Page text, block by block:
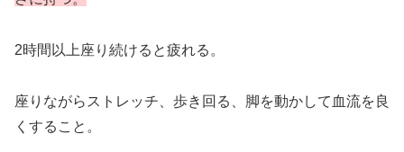
2時間以上座り続けると疲れる。
座りながらストレッチ、歩き回る、脚を動かして血流を良
くすること。